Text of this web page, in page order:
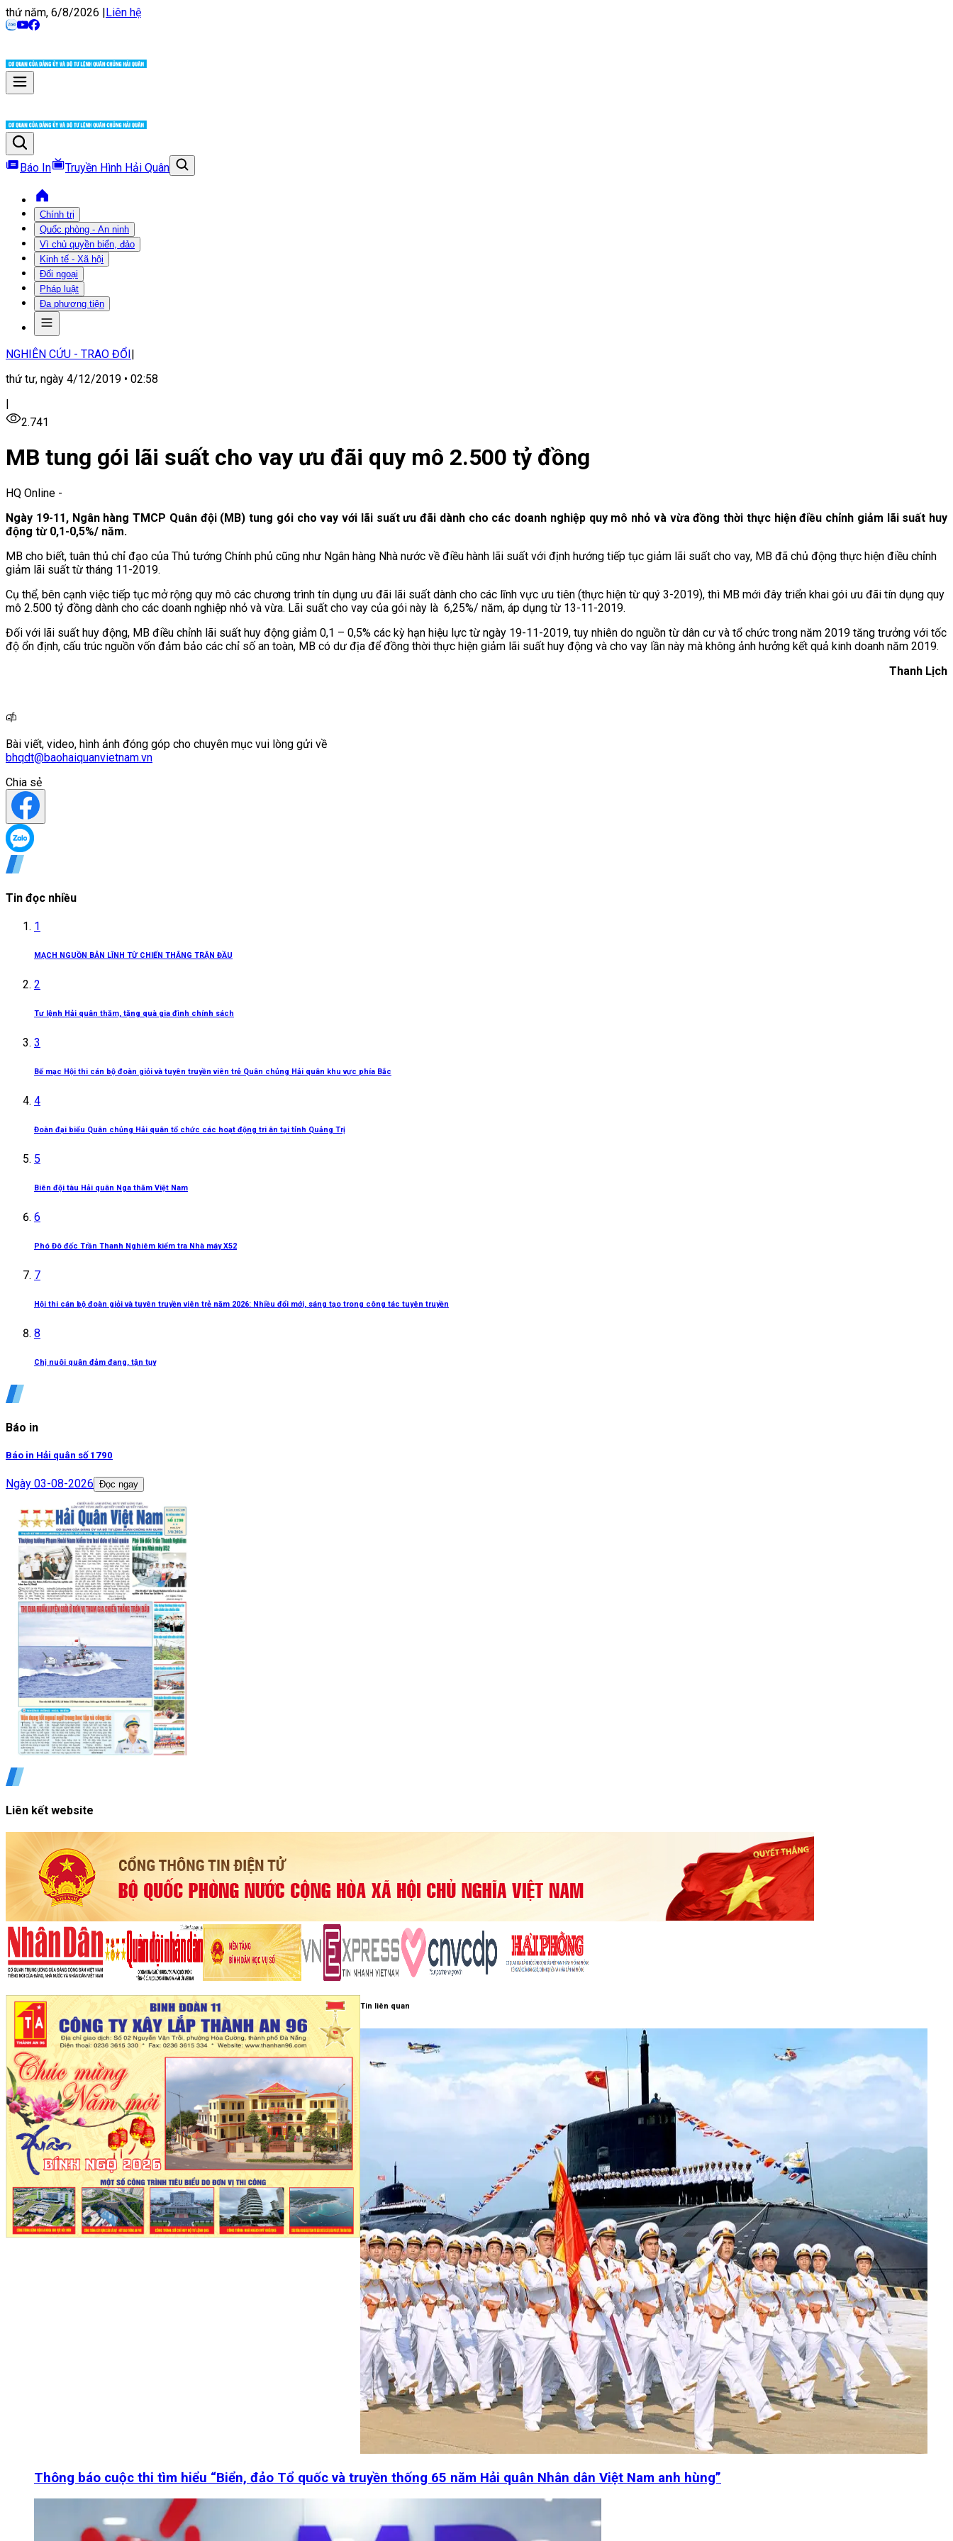
thứ năm, 6/8/2026 |Liên hệ
Báo In Truyền Hình Hải Quân
Chính trị
Quốc phòng - An ninh
Vì chủ quyền biển, đảo
Kinh tế - Xã hội
Đối ngoại
Pháp luật
Đa phương tiện
NGHIÊN CỨU - TRAO ĐỔI|
thứ tư, ngày 4/12/2019 • 02:58
|
2.741
MB tung gói lãi suất cho vay ưu đãi quy mô 2.500 tỷ đồng
HQ Online -
Ngày 19-11, Ngân hàng TMCP Quân đội (MB) tung gói cho vay với lãi suất ưu đãi dành cho các doanh nghiệp quy mô nhỏ và vừa đồng thời thực hiện điều chỉnh giảm lãi suất huy
động từ 0,1-0,5%/ năm.
MB cho biết, tuân thủ chỉ đạo của Thủ tướng Chính phủ cũng như Ngân hàng Nhà nước về điều hành lãi suất với định hướng tiếp tục giảm lãi suất cho vay, MB đã chủ động thực hiện điều chỉnh
giảm lãi suất từ tháng 11-2019.
Cụ thể, bên cạnh việc tiếp tục mở rộng quy mô các chương trình tín dụng ưu đãi lãi suất dành cho các lĩnh vực ưu tiên (thực hiện từ quý 3-2019), thì MB mới đây triển khai gói ưu đãi tín dụng quy
mô 2.500 tỷ đồng dành cho các doanh nghiệp nhỏ và vừa. Lãi suất cho vay của gói này là 6,25%/ năm, áp dụng từ 13-11-2019.
Đối với lãi suất huy động, MB điều chỉnh lãi suất huy động giảm 0,1 – 0,5% các kỳ hạn hiệu lực từ ngày 19-11-2019, tuy nhiên do nguồn từ dân cư và tổ chức trong năm 2019 tăng trưởng với tốc
độ ổn định, cấu trúc nguồn vốn đảm bảo các chỉ số an toàn, MB có dư địa để đồng thời thực hiện giảm lãi suất huy động và cho vay lần này mà không ảnh hưởng kết quả kinh doanh năm 2019.
Thanh Lịch
Bài viết, video, hình ảnh đóng góp cho chuyên mục vui lòng gửi về
bhqdt@baohaiquanvietnam.vn
Chia sẻ
Tin đọc nhiều
1
MẠCH NGUỒN BẢN LĨNH TỪ CHIẾN THẮNG TRẬN ĐẦU
2
Tư lệnh Hải quân thăm, tặng quà gia đình chính sách
3
Bế mạc Hội thi cán bộ đoàn giỏi và tuyên truyền viên trẻ Quân chủng Hải quân khu vực phía Bắc
4
Đoàn đại biểu Quân chủng Hải quân tổ chức các hoạt động tri ân tại tỉnh Quảng Trị
5
Biên đội tàu Hải quân Nga thăm Việt Nam
6
Phó Đô đốc Trần Thanh Nghiêm kiểm tra Nhà máy X52
7
Hội thi cán bộ đoàn giỏi và tuyên truyền viên trẻ năm 2026: Nhiều đổi mới, sáng tạo trong công tác tuyên truyền
8
Chị nuôi quân đảm đang, tận tụy
Báo in
Báo in Hải quân số 1790
Ngày 03-08-2026 Đọc ngay
Liên kết website
Tin liên quan
Thông báo cuộc thi tìm hiểu “Biển, đảo Tổ quốc và truyền thống 65 năm Hải quân Nhân dân Việt Nam anh hùng”